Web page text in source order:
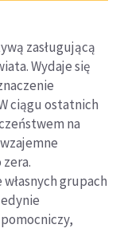
zasługującą
Wydaje się
ciągu ostatnich
na
własnych grupach